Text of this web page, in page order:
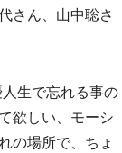
さん、山中聡さ
生で忘れる事の
欲しい、モーシ
の場所で、ちょ